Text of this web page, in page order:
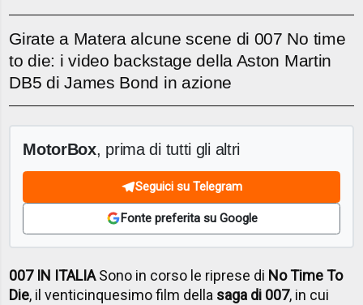
Girate a Matera alcune scene di 007 No time
to die: i video backstage della Aston Martin
DB5 di James Bond in azione
MotorBox, prima di tutti gli altri
Seguici su Telegram
Fonte preferita su Google
007 IN ITALIASono in corso le riprese di No Time To
Die, il venticinquesimo film della saga di 007, in cui